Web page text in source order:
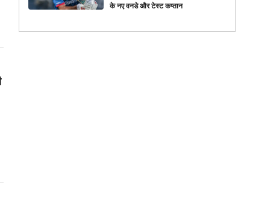
के नए वनडे और टेस्ट कप्तान